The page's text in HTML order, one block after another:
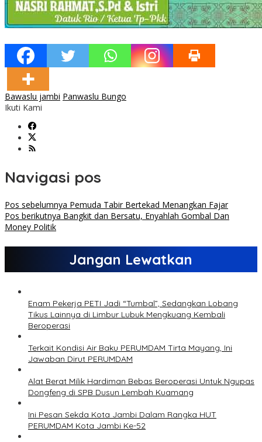
Bawaslu jambi Panwaslu Bungo
Ikuti Kami
Navigasi pos
Pos sebelumnya Pemuda Tabir Bertekad Menangkan Fajar
Pos berikutnya Bangkit dan Bersatu, Enyahlah Gombal Dan
Money Politik
Jangan Lewatkan
Enam Pekerja PETI Jadi “Tumbal”, Sedangkan Lobang
Tikus Lainnya di Limbur Lubuk Mengkuang Kembali
Beroperasi
Terkait Kondisi Air Baku PERUMDAM Tirta Mayang, Ini
Jawaban Dirut PERUMDAM
Alat Berat Milik Hardiman Bebas Beroperasi Untuk Ngupas
Dongfeng di SPB Dusun Lembah Kuamang
Ini Pesan Sekda Kota Jambi Dalam Rangka HUT
PERUMDAM Kota Jambi Ke-52